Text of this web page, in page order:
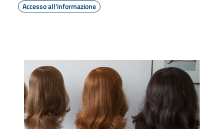
Accesso all'informazione